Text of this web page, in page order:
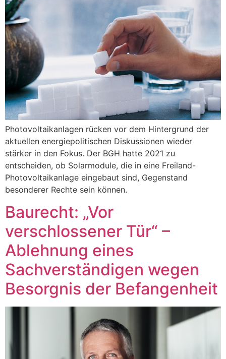
Photovoltaikanlagen rücken vor dem Hintergrund der
aktuellen energiepolitischen Diskussionen wieder
stärker in den Fokus. Der BGH hatte 2021 zu
entscheiden, ob Solarmodule, die in eine Freiland-
Photovoltaikanlage eingebaut sind, Gegenstand
besonderer Rechte sein können.
Baurecht: „Vor
verschlossener Tür“ –
Ablehnung eines
Sachverständigen wegen
Besorgnis der Befangenheit